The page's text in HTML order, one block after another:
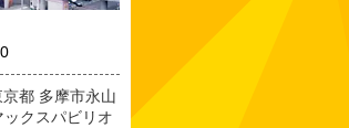
京都 多摩市永山
クスパビリオ